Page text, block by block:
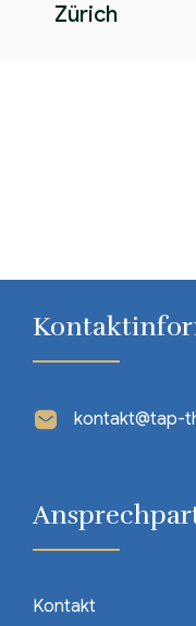
Zürich
kontakt@tap-
Kontakt